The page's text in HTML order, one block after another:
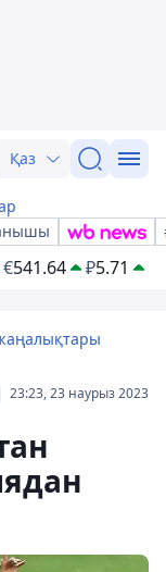
Қаз
€541.64 ₽5.71
23:23, 23 наурыз 2023